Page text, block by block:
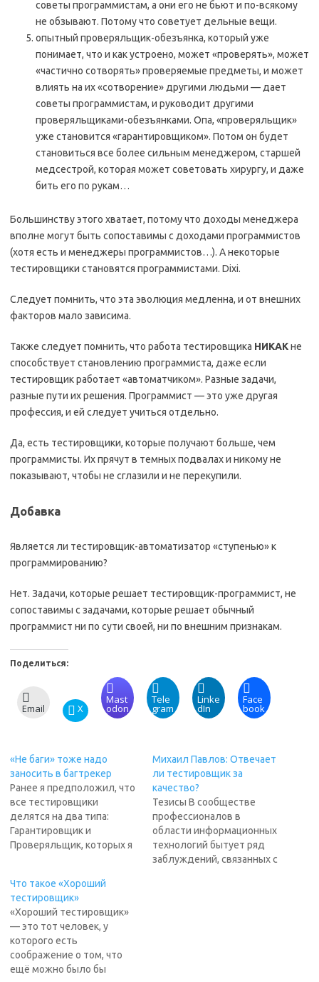
советы программистам, а они его не бьют и по-всякому
не обзывают. Потому что советует дельные вещи.
опытный проверяльщик-обезъянка, который уже
понимает, что и как устроено, может «проверять», может
«частично сотворять» проверяемые предметы, и может
влиять на их «сотворение» другими людьми — дает
советы программистам, и руководит другими
проверяльщиками-обезъянками. Опа, «проверяльщик»
уже становится «гарантировщиком». Потом он будет
становиться все более сильным менеджером, старшей
медсестрой, которая может советовать хирургу, и даже
бить его по рукам…
Большинству этого хватает, потому что доходы менеджера
вполне могут быть сопоставимы с доходами программистов
(хотя есть и менеджеры программистов…). А некоторые
тестировщики становятся программистами. Dixi.
Следует помнить, что эта эволюция медленна, и от внешних
факторов мало зависима.
Также следует помнить, что работа тестировщика НИКАКне
способствует становлению программиста, даже если
тестировщик работает «автоматчиком». Разные задачи,
разные пути их решения. Программист — это уже другая
профессия, и ей следует учиться отдельно.
Да, есть тестировщики, которые получают больше, чем
программисты. Их прячут в темных подвалах и никому не
показывают, чтобы не сглазили и не перекупили.
Добавка
Является ли тестировщик-автоматизатор «ступенью» к
программированию?
Нет. Задачи, которые решает тестировщик-программист, не
сопоставимы с задачами, которые решает обычный
программист ни по сути своей, ни по внешним признакам.
Поделиться:
Email X
Mast
odon
Tele
gram
Linke
dIn
Face
book
«Не баги» тоже надо
заносить в багтрекер
Ранее я предположил, что
все тестировщики
делятся на два типа:
Гарантировщик и
Проверяльщик, которых я
несомненно, навеяно
Бруксовой книгой
«Мифический человеко-
месяц или Как создаются
программные системы».
Но сравнение точное.
Подобное "ролевое"
Михаил Павлов: Отвечает
ли тестировщик за
качество?
Тезисы В сообществе
профессионалов в
области информационных
технологий бытует ряд
заблуждений, связанных с
Что такое «Хороший
тестировщик»
«Хороший тестировщик»
— это тот человек, у
которого есть
соображение о том, что
ещё можно было бы